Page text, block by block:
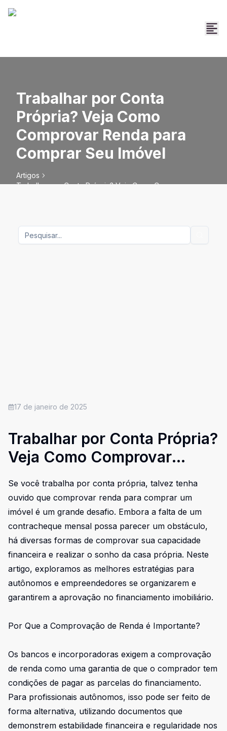
Trabalhar por Conta
Própria? Veja Como
Comprovar Renda para
Comprar Seu Imóvel
Artigos
Trabalhar por Conta Própria? Veja Como Comprovar
17 de janeiro de 2025
Trabalhar por Conta Própria?
Veja Como Comprovar
Renda para Comprar Seu
Imóvel
Se você trabalha por conta própria, talvez tenha
ouvido que comprovar renda para comprar um
imóvel é um grande desafio. Embora a falta de um
contracheque mensal possa parecer um obstáculo,
há diversas formas de comprovar sua capacidade
financeira e realizar o sonho da casa própria. Neste
artigo, exploramos as melhores estratégias para
autônomos e empreendedores se organizarem e
garantirem a aprovação no financiamento imobiliário.
Por Que a Comprovação de Renda é Importante?
Os bancos e incorporadoras exigem a comprovação
de renda como uma garantia de que o comprador tem
condições de pagar as parcelas do financiamento.
Para profissionais autônomos, isso pode ser feito de
forma alternativa, utilizando documentos que
demonstrem estabilidade financeira e regularidade nos